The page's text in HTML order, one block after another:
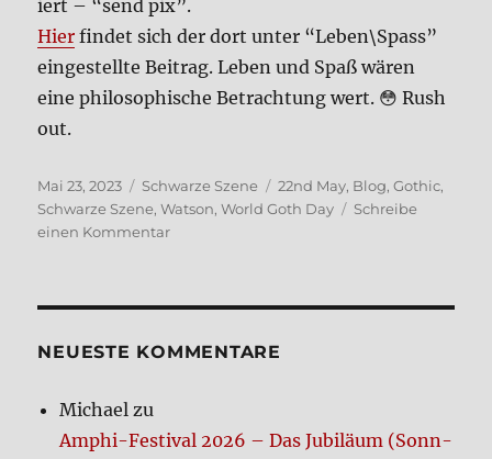
iert – “send pix”.
Hier fin­det sich der dort unter “Leben\Spass”
ein­ge­stell­te Bei­trag. Leben und Spaß wären
eine phi­lo­so­phi­sche Betrach­tung wert. 😳 Rush
out.
Veröffentlicht
am
Mai 23, 2023 Kategorien
Schwarze Szene Schlagwörter
22nd May, Blog,Gothic,
Schwarze Szene,Watson,World Goth Day
Schreibe
einen Kommentarzu
NEUE­STE KOM­MEN­TA­RE
Michael zu
Amphi-Festi­val 2026 – Das Jubi­lä­um (Sonn­